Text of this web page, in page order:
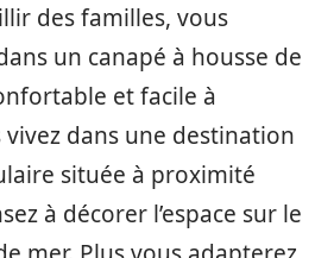
des familles, vous
un canapé à housse de
et facile à
vivez dans une destination
située à proximité
à décorer l’espace sur le